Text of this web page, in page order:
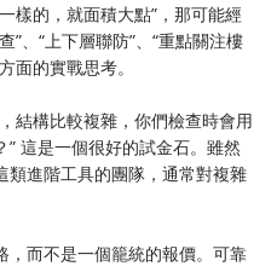
樣的，就面積大點”，那可能經
”、“上下層聯防”、“重點關注樓
面的實戰思考。
結構比較複雜，你們檢查時會用
這是一個很好的試金石。雖然
類進階工具的團隊，通常對複雜
，而不是一個籠統的報價。可靠